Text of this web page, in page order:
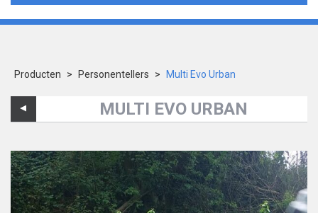
Producten > Personentellers > Multi Evo Urban
MULTI EVO URBAN